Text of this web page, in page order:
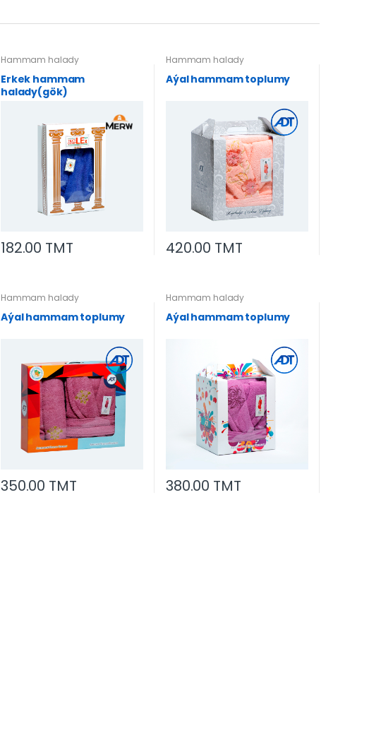
Hammam halady
Erkek hammam
halady(gök)
182.00 TMT
Hammam halady
Aýal hammam toplumy
420.00 TMT
Hammam halady
Aýal hammam toplumy
350.00 TMT
Hammam halady
Aýal hammam toplumy
380.00 TMT